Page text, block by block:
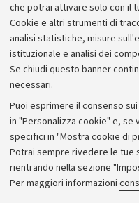
che potrai attivare solo con il
Cookie e altri strumenti di
analisi statistiche, misure
istituzionale e analisi dei
Se chiudi questo banner
necessari.
Puoi esprimere il consenso
in "Personalizza cookie" e,
specifici in "Mostra cookie di
Potrai sempre rivedere le tue
rientrando nella sezione
Per maggiori informazioni